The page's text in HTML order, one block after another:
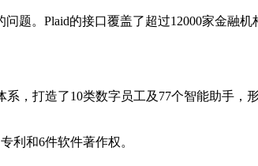
。Plaid的接口覆盖了超过12000家金融机
，打造了10类数字员工及77个智能助手，
利和6件软件著作权。